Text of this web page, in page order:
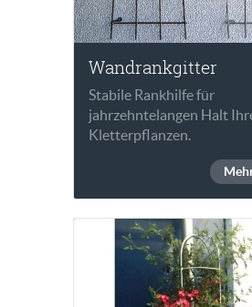
Wandrankgitter
Stabile Rankhilfe für
jahrzehntelangen Halt
Kletterpflanzen.